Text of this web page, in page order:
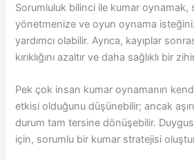
Sorumluluk bilinci ile kumar oynamak,
yönetmenize ve oyun oynama
yardımcı olabilir. Ayrıca, kayıplar
kırıklığını azaltır ve daha sağlıklı bir
Pek çok insan kumar oynamanın
etkisi olduğunu düşünebilir; ancak
durum tam tersine dönüşebilir.
için, sorumlu bir kumar stratejisi